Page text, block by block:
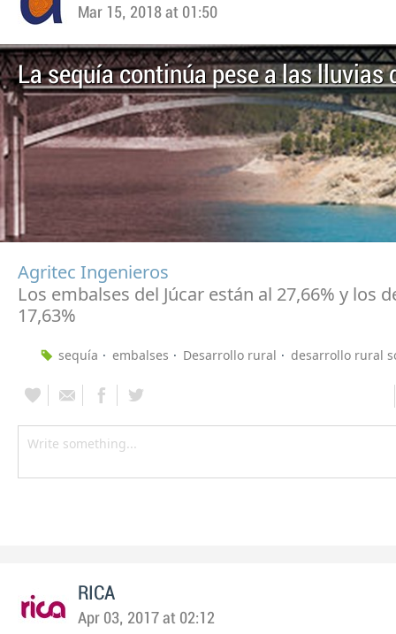
Mar 15, 2018 at 01:50
La sequía continúa pese a las lluvias
Agritec Ingenieros
Los embalses del Júcar están al 27,66% y los
17,63%
sequía embalses Desarrollo rural desarrollo rural
RICA
Apr 03, 2017 at 02:12